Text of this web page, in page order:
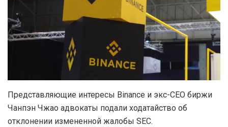
Представляющие интересы Binance и экс-CEO биржи
Чанпэн Чжао адвокаты подали ходатайство об
отклонении измененной жалобы SEC.